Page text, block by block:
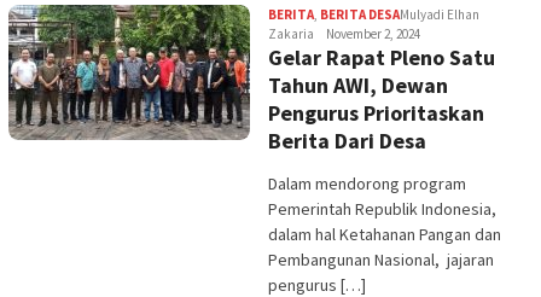
BERITA, BERITA DESAMulyadi Elhan
Zakaria
November 2, 2024
Gelar Rapat Pleno Satu
Tahun AWI, Dewan
Pengurus Prioritaskan
Berita Dari Desa
Dalam mendorong program
Pemerintah Republik Indonesia,
dalam hal Ketahanan Pangan dan
Pembangunan Nasional, jajaran
pengurus […]